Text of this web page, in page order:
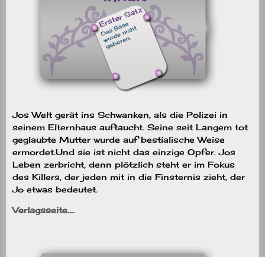
Jos Welt gerät ins Schwanken, als die Polizei in
seinem Elternhaus auftaucht. Seine seit Langem tot
geglaubte Mutter wurde auf bestialische Weise
ermordet.Und sie ist nicht das einzige Opfer. Jos
Leben zerbricht, denn plötzlich steht er im Fokus
des Killers, der jeden mit in die Finsternis zieht, der
Jo etwas bedeutet.
Verlagsseite….